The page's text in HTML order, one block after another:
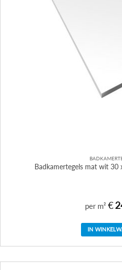
Badkamertegels mat wit 30
per m² €
IN